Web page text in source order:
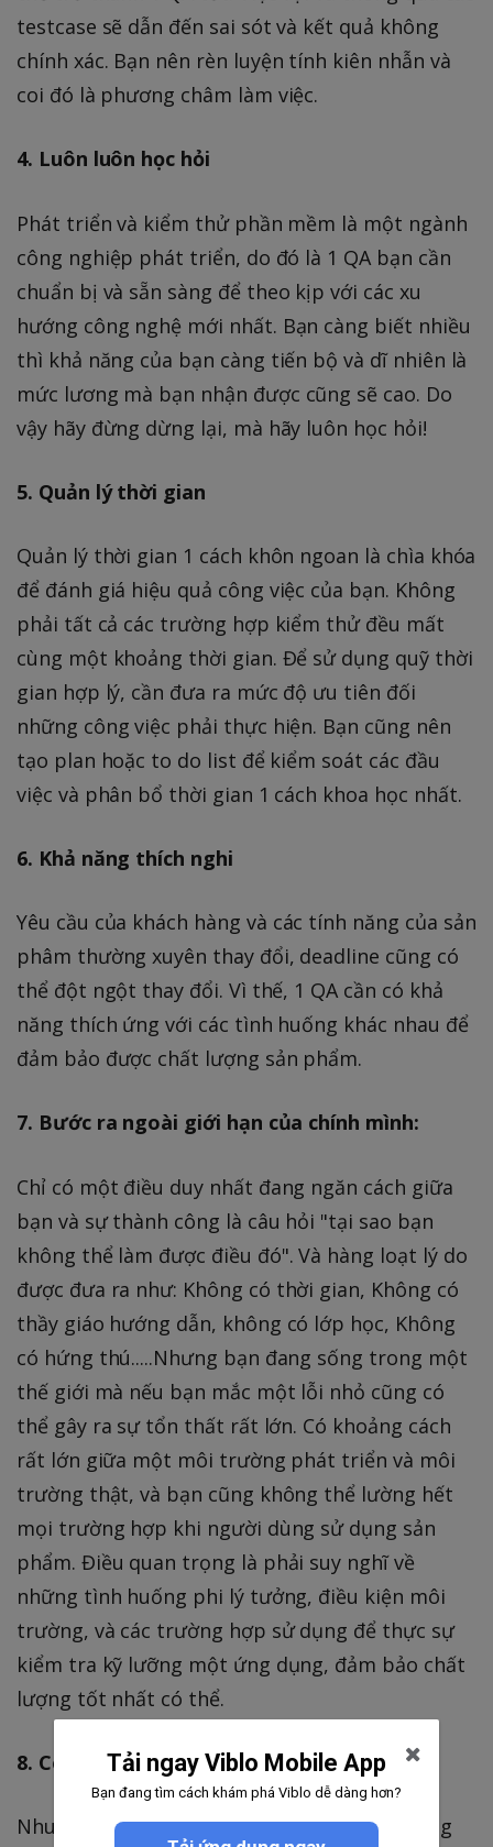
testcase sẽ dẫn đến sai sót và kết quả không
chính xác. Bạn nên rèn luyện tính kiên nhẫn và
coi đó là phương châm làm việc.
4. Luôn luôn học hỏi
Phát triển và kiểm thử phần mềm là một ngành
công nghiệp phát triển, do đó là 1 QA bạn cần
chuẩn bị và sẵn sàng để theo kịp với các xu
hướng công nghệ mới nhất. Bạn càng biết nhiều
thì khả năng của bạn càng tiến bộ và dĩ nhiên là
mức lương mà bạn nhận được cũng sẽ cao. Do
vậy hãy đừng dừng lại, mà hãy luôn học hỏi!
5. Quản lý thời gian
Quản lý thời gian 1 cách khôn ngoan là chìa khóa
để đánh giá hiệu quả công việc của bạn. Không
phải tất cả các trường hợp kiểm thử đều mất
cùng một khoảng thời gian. Để sử dụng quỹ thời
gian hợp lý, cần đưa ra mức độ ưu tiên đối
những công việc phải thực hiện. Bạn cũng nên
tạo plan hoặc to do list để kiểm soát các đầu
việc và phân bổ thời gian 1 cách khoa học nhất.
6. Khả năng thích nghi
Yêu cầu của khách hàng và các tính năng của sản
phâm thường xuyên thay đổi, deadline cũng có
thể đột ngột thay đổi. Vì thế, 1 QA cần có khả
năng thích ứng với các tình huống khác nhau để
đảm bảo được chất lượng sản phẩm.
7. Bước ra ngoài giới hạn của chính mình:
Chỉ có một điều duy nhất đang ngăn cách giữa
bạn và sự thành công là câu hỏi "tại sao bạn
không thể làm được điều đó". Và hàng loạt lý do
được đưa ra như: Không có thời gian, Không có
thầy giáo hướng dẫn, không có lớp học, Không
có hứng thú.....Nhưng bạn đang sống trong một
thế giới mà nếu bạn mắc một lỗi nhỏ cũng có
thể gây ra sự tổn thất rất lớn. Có khoảng cách
rất lớn giữa một môi trường phát triển và môi
trường thật, và bạn cũng không thể lường hết
mọi trường hợp khi người dùng sử dụng sản
phẩm. Điều quan trọng là phải suy nghĩ về
những tình huống phi lý tưởng, điều kiện môi
trường, và các trường hợp sử dụng để thực sự
kiểm tra kỹ lưỡng một ứng dụng, đảm bảo chất
lượng tốt nhất có thể.
8. Có nền tảng kỹ thuật
Nhu cầu về QA có một nền tảng kỹ thuật vững
Tải ngay Viblo Mobile App
Bạn đang tìm cách khám phá Viblo dễ dàng hơn?